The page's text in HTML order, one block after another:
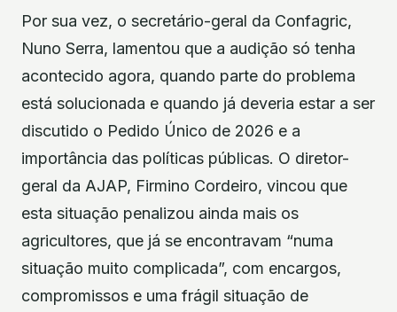
Por sua vez, o secretário-geral da Confagric,
Nuno Serra, lamentou que a audição só tenha
acontecido agora, quando parte do problema
está solucionada e quando já deveria estar a ser
discutido o Pedido Único de 2026 e a
importância das políticas públicas. O diretor-
geral da AJAP, Firmino Cordeiro, vincou que
esta situação penalizou ainda mais os
agricultores, que já se encontravam “numa
situação muito complicada”, com encargos,
compromissos e uma frágil situação de